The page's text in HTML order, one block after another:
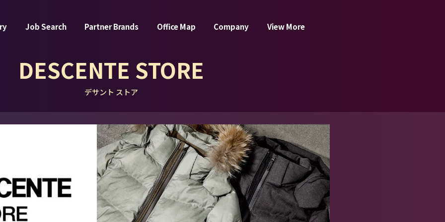
Job Search Partner Brands Office Map Company View More
DESCENTE STORE
デサント ストア